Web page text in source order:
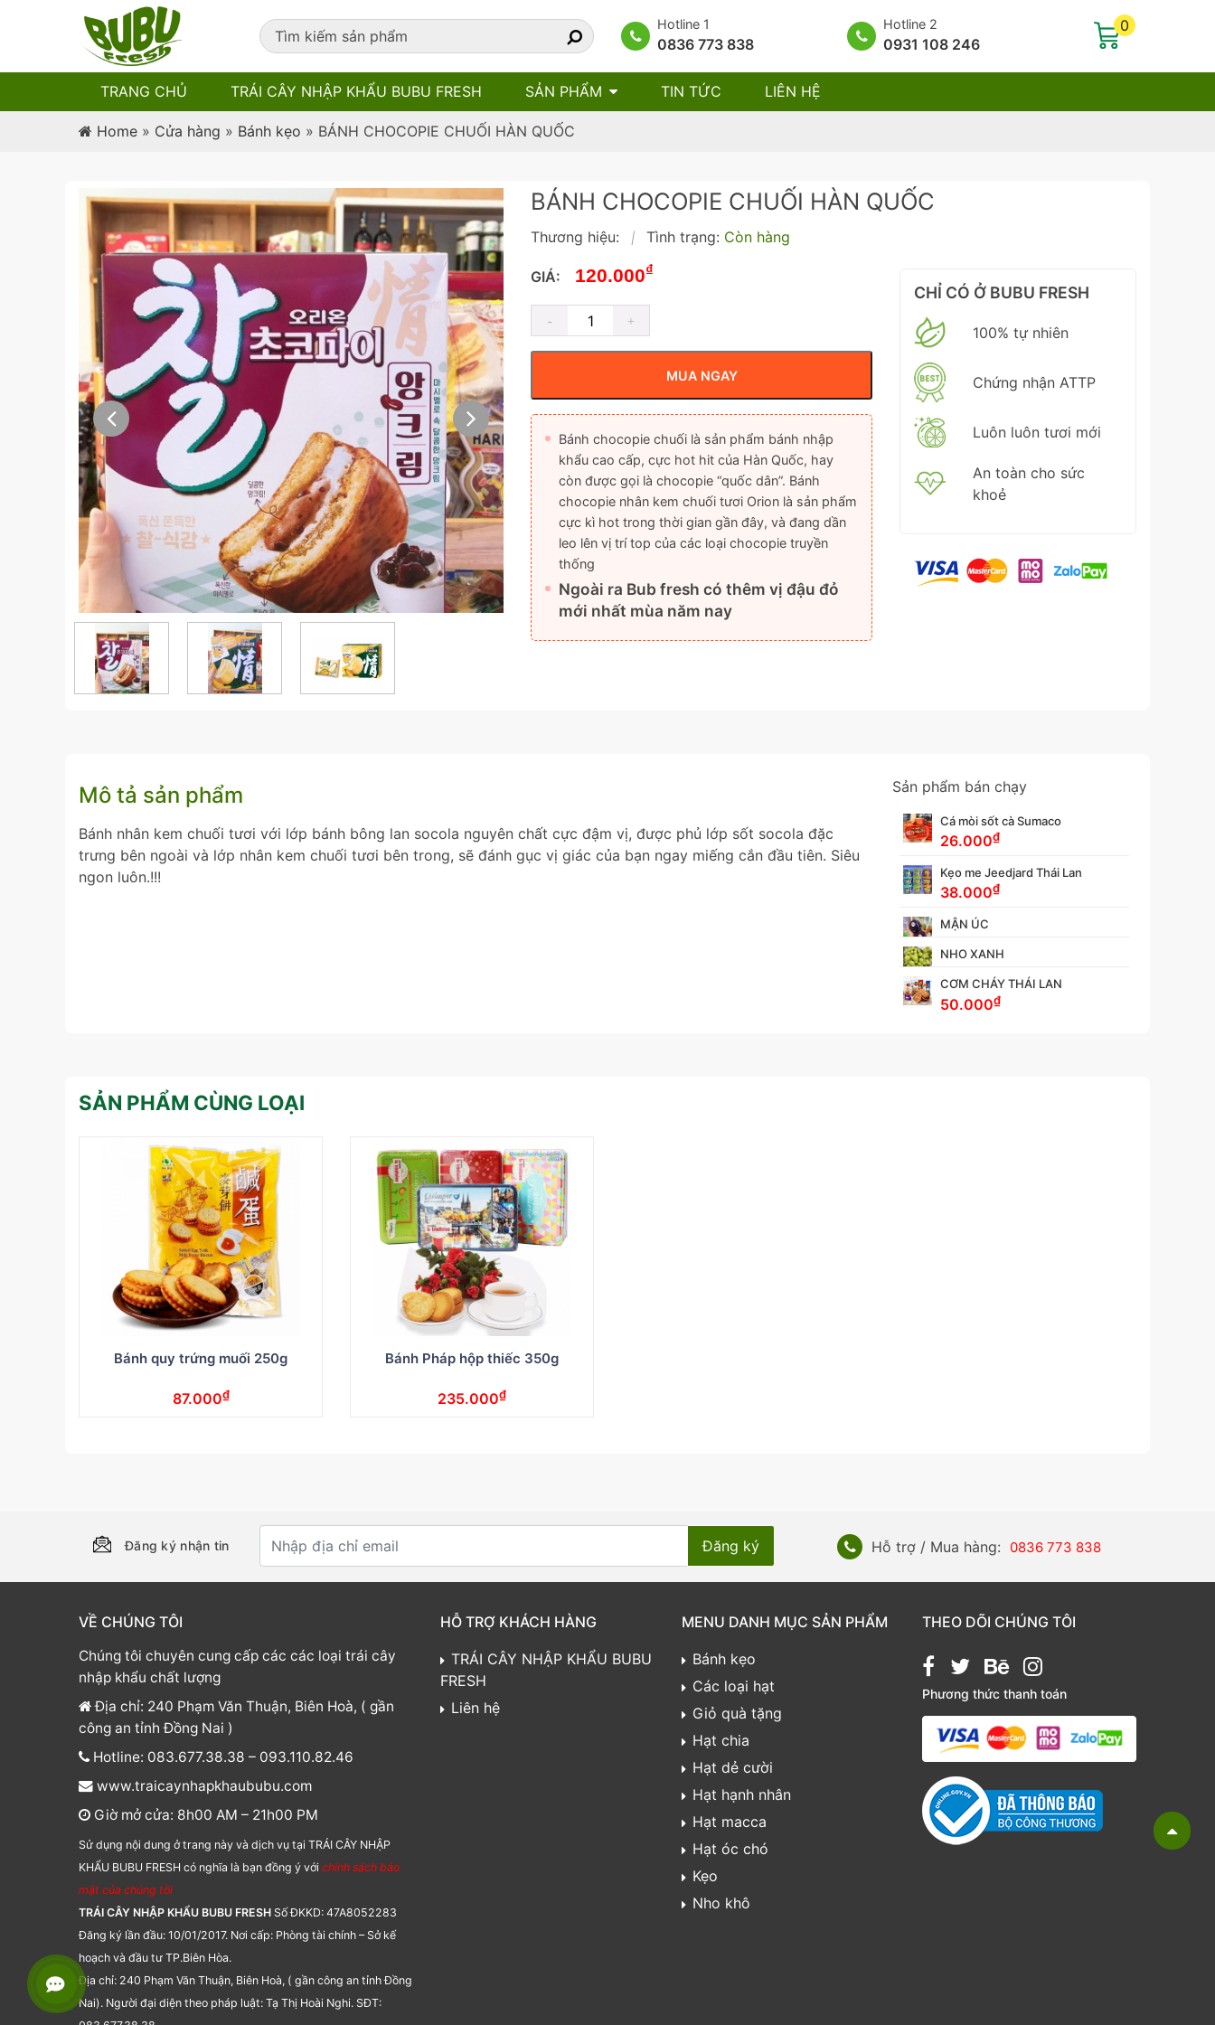
Hotline 1
0836 773 838
Hotline 2
0931 108 246
0
TRANG CHỦ TRÁI CÂY NHẬP KHẨU BUBU FRESH SẢN PHẨM TIN TỨC LIÊN HỆ
Home » Cửa hàng » Bánh kẹo » BÁNH CHOCOPIE CHUỐI HÀN QUỐC
BÁNH CHOCOPIE CHUỐI HÀN QUỐC
Thương hiệu: | Tình trạng: Còn hàng
GIÁ: 120.000₫
MUA NGAY
Bánh chocopie chuối là sản phẩm bánh nhập
khẩu cao cấp, cực hot hit của Hàn Quốc, hay
còn được gọi là chocopie “quốc dân”. Bánh
chocopie nhân kem chuối tươi Orion là sản phẩm
cực kì hot trong thời gian gần đây, và đang dần
leo lên vị trí top của các loại chocopie truyền
thống
Ngoài ra Bub fresh có thêm vị đậu đỏ
mới nhất mùa năm nay
CHỈ CÓ Ở BUBU FRESH
100% tự nhiên
Chứng nhận ATTP
Luôn luôn tươi mới
An toàn cho sức
khoẻ
Mô tả sản phẩm
Bánh nhân kem chuối tươi với lớp bánh bông lan socola nguyên chất cực đậm vị, được phủ lớp sốt socola đặc
trưng bên ngoài và lớp nhân kem chuối tươi bên trong, sẽ đánh gục vị giác của bạn ngay miếng cắn đầu tiên. Siêu
ngon luôn.!!!
Sản phẩm bán chạy
Cá mòi sốt cà Sumaco
26.000₫
Kẹo me Jeedjard Thái Lan
38.000₫
MẬN ÚC
NHO XANH
CƠM CHÁY THÁI LAN
50.000₫
SẢN PHẨM CÙNG LOẠI
Bánh quy trứng muối 250g
87.000₫
Bánh Pháp hộp thiếc 350g
235.000₫
Đăng ký nhận tin Hỗ trợ / Mua hàng: 0836 773 838
VỀ CHÚNG TÔI
Chúng tôi chuyên cung cấp các các loại trái cây
nhập khẩu chất lượng
Địa chỉ: 240 Phạm Văn Thuận, Biên Hoà, ( gần
công an tỉnh Đồng Nai )
Hotline: 083.677.38.38 – 093.110.82.46
www.traicaynhapkhaububu.com
Giờ mở cửa: 8h00 AM – 21h00 PM
Sử dụng nội dung ở trang này và dịch vụ tại TRÁI CÂY NHẬP
KHẨU BUBU FRESH có nghĩa là bạn đồng ý với chính sách bảo
mật của chúng tôi
TRÁI CÂY NHẬP KHẨU BUBU FRESH Số ĐKKD: 47A8052283
Đăng ký lần đầu: 10/01/2017. Nơi cấp: Phòng tài chính – Sở kế
hoạch và đầu tư TP.Biên Hòa.
Địa chỉ: 240 Phạm Văn Thuận, Biên Hoà, ( gần công an tỉnh Đồng
Nai). Người đại diện theo pháp luật: Tạ Thị Hoài Nghi. SĐT:
HỖ TRỢ KHÁCH HÀNG
TRÁI CÂY NHẬP KHẨU BUBU
FRESH
Liên hệ
MENU DANH MỤC SẢN PHẨM
Bánh kẹo
Các loại hạt
Giỏ quà tặng
Hạt chia
Hạt dẻ cười
Hạt hạnh nhân
Hạt macca
Hạt óc chó
Kẹo
Nho khô
THEO DÕI CHÚNG TÔI
Phương thức thanh toán